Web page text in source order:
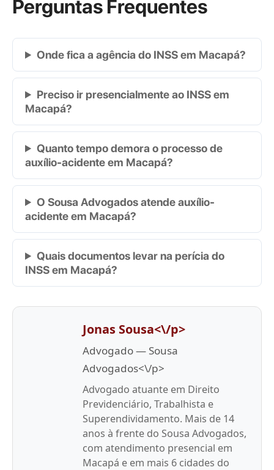
Perguntas Frequentes
Onde fica a agência do INSS em Macapá?
Preciso ir presencialmente ao INSS em
Macapá?
Quanto tempo demora o processo de
auxílio-acidente em Macapá?
O Sousa Advogados atende auxílio-
acidente em Macapá?
Quais documentos levar na perícia do
INSS em Macapá?
Jonas Sousa<\/p>
Advogado — Sousa
Advogados<\/p>
Advogado atuante em Direito
Previdenciário, Trabalhista e
Superendividamento. Mais de 14
anos à frente do Sousa Advogados,
com atendimento presencial em
Macapá e em mais 6 cidades do